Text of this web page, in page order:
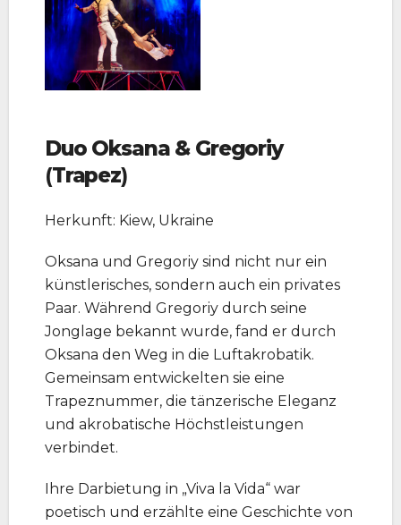
Duo Oksana & Gregoriy
(Trapez)
Herkunft: Kiew, Ukraine
Oksana und Gregoriy sind nicht nur ein
künstlerisches, sondern auch ein privates
Paar. Während Gregoriy durch seine
Jonglage bekannt wurde, fand er durch
Oksana den Weg in die Luftakrobatik.
Gemeinsam entwickelten sie eine
Trapeznummer, die tänzerische Eleganz
und akrobatische Höchstleistungen
verbindet.
Ihre Darbietung in „Viva la Vida“ war
poetisch und erzählte eine Geschichte von